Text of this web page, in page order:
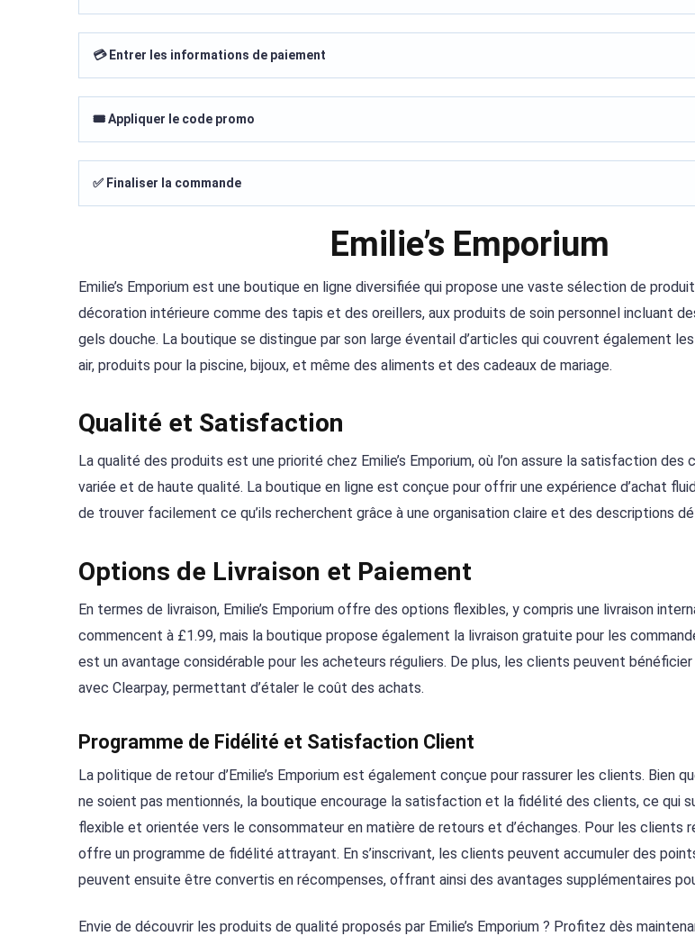
💳 Entrer les informations de paiement
🎟️ Appliquer le code promo
✅ Finaliser la commande
Emilie’s Emporium
Emilie’s Emporium est une boutique en ligne diversifiée qui propose une vaste sélection de
décoration intérieure comme des tapis et des oreillers, aux produits de soin personnel incluant
gels douche. La boutique se distingue par son large éventail d’articles qui couvrent également
air, produits pour la piscine, bijoux, et même des aliments et des cadeaux de mariage.
Qualité et Satisfaction
La qualité des produits est une priorité chez Emilie’s Emporium, où l’on assure la satisfaction
variée et de haute qualité. La boutique en ligne est conçue pour offrir une expérience d’achat
de trouver facilement ce qu’ils recherchent grâce à une organisation claire et des descriptions
Options de Livraison et Paiement
En termes de livraison, Emilie’s Emporium offre des options flexibles, y compris une livraison
commencent à £1.99, mais la boutique propose également la livraison gratuite pour les
est un avantage considérable pour les acheteurs réguliers. De plus, les clients peuvent
avec Clearpay, permettant d’étaler le coût des achats.
Programme de Fidélité et Satisfaction Client
La politique de retour d’Emilie’s Emporium est également conçue pour rassurer les clients. Bien
ne soient pas mentionnés, la boutique encourage la satisfaction et la fidélité des clients, ce qui
flexible et orientée vers le consommateur en matière de retours et d’échanges. Pour les clients
offre un programme de fidélité attrayant. En s’inscrivant, les clients peuvent accumuler des
peuvent ensuite être convertis en récompenses, offrant ainsi des avantages supplémentaires
Envie de découvrir les produits de qualité proposés par Emilie’s Emporium ? Profitez dès